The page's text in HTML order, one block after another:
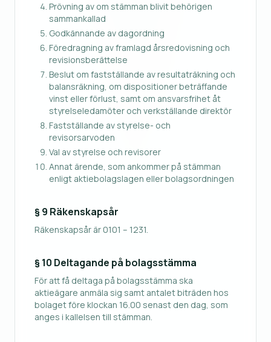
Prövning av om stämman blivit behörigen
sammankallad
Godkännande av dagordning
Föredragning av framlagd årsredovisning och
revisionsberättelse
Beslut om fastställande av resultaträkning och
balansräkning, om dispositioner beträffande
vinst eller förlust, samt om ansvarsfrihet åt
styrelseledamöter och verkställande direktör
Fastställande av styrelse- och
revisorsarvoden
Val av styrelse och revisorer
Annat ärende, som ankommer på stämman
enligt aktiebolagslagen eller bolagsordningen
§ 9 Räkenskapsår
Räkenskapsår är 0101 – 1231.
§ 10 Deltagande på bolagsstämma
För att få deltaga på bolagsstämma ska
aktieägare anmäla sig samt antalet biträden hos
bolaget före klockan 16.00 senast den dag, som
anges i kallelsen till stämman.